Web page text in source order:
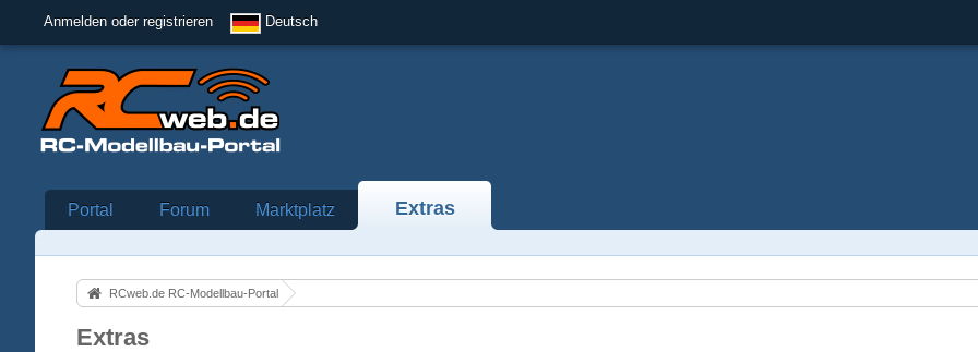
Anmelden oder registrieren Deutsch
Portal Forum Marktplatz Extras
RCweb.de RC-Modellbau-Portal
Extras